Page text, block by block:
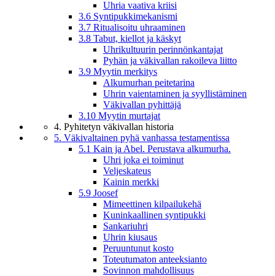
Uhria vaativa kriisi
3.6 Syntipukkimekanismi
3.7 Ritualisoitu uhraaminen
3.8 Tabut, kiellot ja käskyt
Uhrikultuurin perinnönkantajat
Pyhän ja väkivallan rakoileva liitto
3.9 Myytin merkitys
Alkumurhan peitetarina
Uhrin vaientaminen ja syyllistäminen
Väkivallan pyhittäjä
3.10 Myytin murtajat
4. Pyhitetyn väkivallan historia
5. Väkivaltainen pyhä vanhassa testamentissa
5.1 Kain ja Abel. Perustava alkumurha.
Uhri joka ei toiminut
Veljeskateus
Kainin merkki
5.9 Joosef
Mimeettinen kilpailukehä
Kuninkaallinen syntipukki
Sankariuhri
Uhrin kiusaus
Peruuntunut kosto
Toteutumaton anteeksianto
Sovinnon mahdollisuus